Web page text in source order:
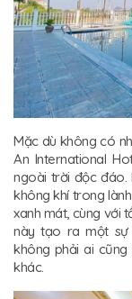
Mặc dù không có
An International
ngoài trời độc đáo.
không khí trong
xanh mát, cùng với
này tạo ra một sự
không phải ai
khác.